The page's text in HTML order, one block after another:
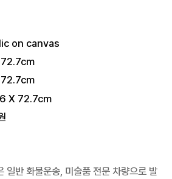
on canvas
X 72.7cm
일반 화물운송, 미술품 전문 차량으로 발